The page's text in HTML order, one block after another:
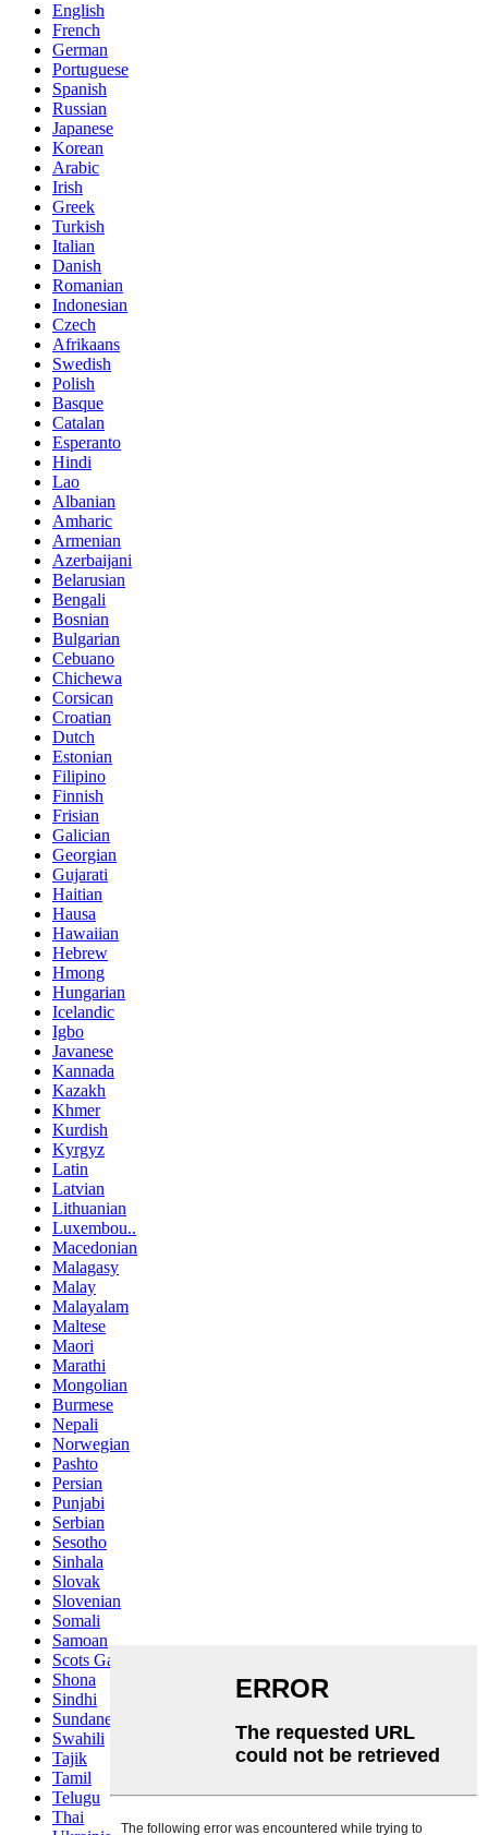
English
French
German
Portuguese
Spanish
Russian
Japanese
Korean
Arabic
Irish
Greek
Turkish
Italian
Danish
Romanian
Indonesian
Czech
Afrikaans
Swedish
Polish
Basque
Catalan
Esperanto
Hindi
Lao
Albanian
Amharic
Armenian
Azerbaijani
Belarusian
Bengali
Bosnian
Bulgarian
Cebuano
Chichewa
Corsican
Croatian
Dutch
Estonian
Filipino
Finnish
Frisian
Galician
Georgian
Gujarati
Haitian
Hausa
Hawaiian
Hebrew
Hmong
Hungarian
Icelandic
Igbo
Javanese
Kannada
Kazakh
Khmer
Kurdish
Kyrgyz
Latin
Latvian
Lithuanian
Luxembou..
Macedonian
Malagasy
Malay
Malayalam
Maltese
Maori
Marathi
Mongolian
Burmese
Nepali
Norwegian
Pashto
Persian
Punjabi
Serbian
Sesotho
Sinhala
Slovak
Slovenian
Somali
Samoan
Scots Gaelic
Shona
Sindhi
Sundanese
Swahili
Tajik
Tamil
Telugu
Thai